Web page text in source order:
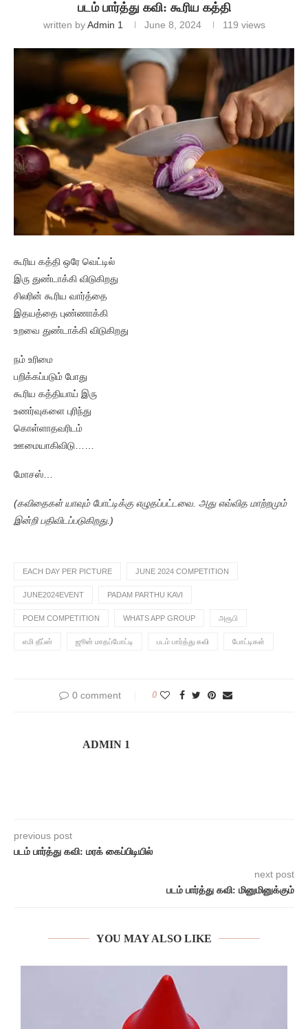
படம் பார்த்து கவி: கூரிய கத்தி
written byAdmin 1 June 8, 2024 119 views
கூரிய கத்தி ஒரே வெட்டில்
இரு துண்டாக்கி விடுகிறது
சிலரின் கூரிய வார்த்தை
இதயத்தை புண்ணாக்கி
உறவை துண்டாக்கி விடுகிறது
நம் உரிமை
பறிக்கப்படும் போது
கூரிய கத்தியாய் இரு
உணர்வுகளை புரிந்து
கொள்ளாதவரிடம்
ஊமையாகிவிடு……
மோசஸ்…
(கவிதைகள் யாவும் போட்டிக்கு எழுதப்பட்டவை. அது எவ்வித மாற்றமும்
இன்றி பதிவிடப்படுகிறது.)
EACH DAY PER PICTURE JUNE 2024 COMPETITION
JUNE2024EVENT PADAM PARTHU KAVI
POEM COMPETITION WHATS APP GROUP அரூபி
எமி தீப்ஸ் ஜூன் மாதப்போட்டி படம் பார்த்து கவி போட்டிகள்
0 comment 0
ADMIN 1
previous post
படம் பார்த்து கவி: மரக் கைப்பிடியில்
next post
படம் பார்த்து கவி: மினுமினுக்கும்
YOU MAY ALSO LIKE